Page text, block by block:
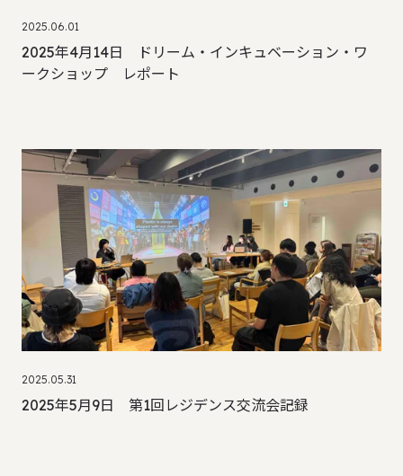
2025.06.01
2025年4月14日 ドリーム・インキュベーション・ワ
ークショップ レポート
2025.05.31
2025年5月9日 第1回レジデンス交流会記録